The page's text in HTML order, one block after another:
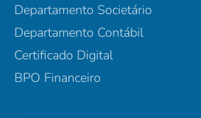
Departamento Societário
Departamento Contábil
Certificado Digital
BPO Financeiro